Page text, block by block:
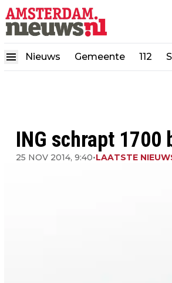
Nieuws Gemeente 112
ING schrapt 1700
25 NOV 2014, 9:40•LAATSTE